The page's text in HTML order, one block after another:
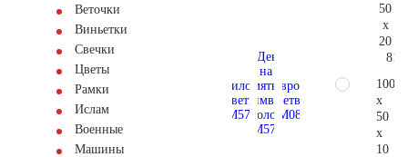
Веточки
Виньетки
Свечки
Цветы
Рамки
Ислам
Военные
Машины
50
x
20
100
x
50
x
10